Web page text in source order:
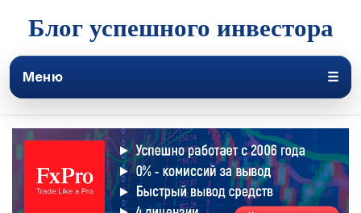
Блог успешного инвестора
Меню ☰